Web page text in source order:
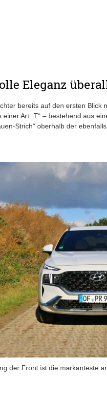
Eleganz
bereits auf den ersten
Art „T“ – bestehend aus
Strich“ oberhalb der
der Front ist die markanteste